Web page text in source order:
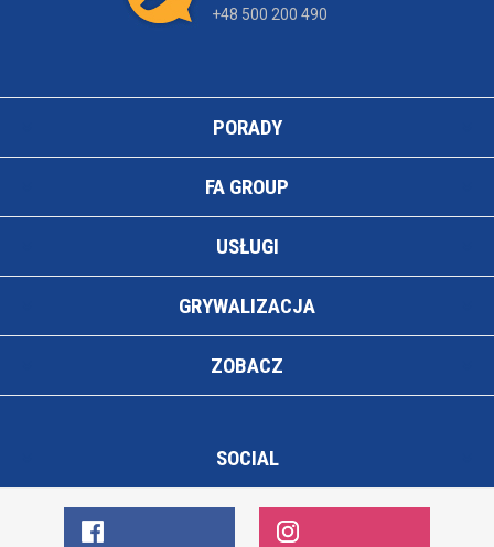
+48 500 200 490
PORADY
FA GROUP
USŁUGI
GRYWALIZACJA
ZOBACZ
SOCIAL